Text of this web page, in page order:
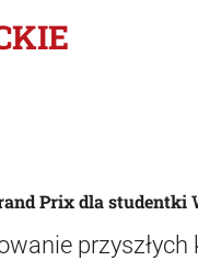
Prix dla studentki